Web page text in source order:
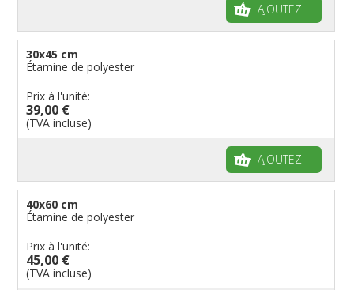
AJOUTEZ
30x45 cm
Étamine de polyester
Prix à l'unité:
39,00 €
(TVA incluse)
AJOUTEZ
40x60 cm
Étamine de polyester
Prix à l'unité:
45,00 €
(TVA incluse)